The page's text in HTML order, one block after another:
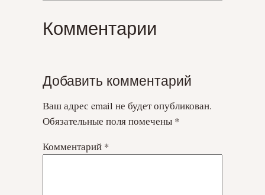
Комментарии
Добавить комментарий
Ваш адрес email не будет опубликован.
Обязательные поля помечены *
Комментарий *